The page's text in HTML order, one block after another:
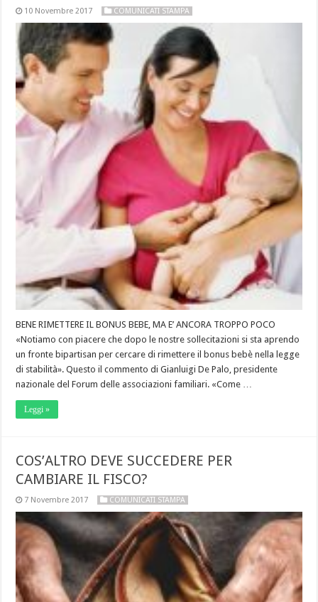
10 Novembre 2017 COMUNICATI STAMPA
BENE RIMETTERE IL BONUS BEBE, MA E’ ANCORA TROPPO POCO
«Notiamo con piacere che dopo le nostre sollecitazioni si sta aprendo
un fronte bipartisan per cercare di rimettere il bonus bebè nella legge
di stabilità». Questo il commento di Gianluigi De Palo, presidente
nazionale del Forum delle associazioni familiari. «Come …
Leggi »
COS’ALTRO DEVE SUCCEDERE PER
CAMBIARE IL FISCO?
7 Novembre 2017 COMUNICATI STAMPA